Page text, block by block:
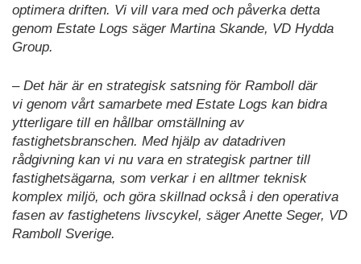
optimera driften. Vi vill vara med och påverka detta
genom Estate Logs säger Martina Skande, VD Hydda
Group.
– Det här är en strategisk satsning för Ramboll där
vi genom vårt samarbete med Estate Logs kan bidra
ytterligare till en hållbar omställning av
fastighetsbranschen. Med hjälp av datadriven
rådgivning kan vi nu vara en strategisk partner till
fastighetsägarna, som verkar i en alltmer teknisk
komplex miljö, och göra skillnad också i den operativa
fasen av fastighetens livscykel, säger Anette Seger, VD
Ramboll Sverige.